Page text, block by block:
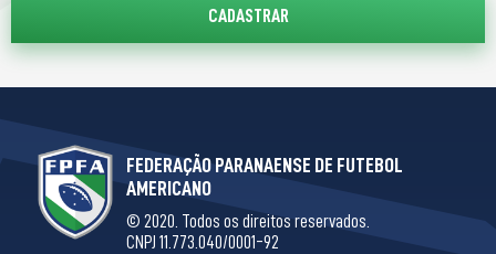
FEDERAÇÃO PARANAENSE DE FUTEBOL
AMERICANO
© 2020. Todos os direitos reservados.
CNPJ 11.773.040/0001-92